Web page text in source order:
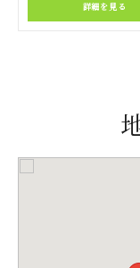
詳細を見る